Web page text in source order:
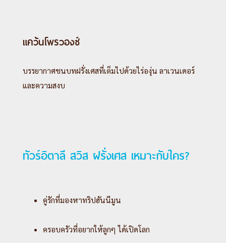
แคว้นโพรวองซ์
บรรยากาศชนบทฝรั่งเศสที่เต็มไปด้วยไร่องุ่น ลาเวนเดอร์
และความสงบ
ทัวร์อิตาลี สวิส ฝรั่งเศส เหมาะกับใคร?
คู่รักที่มองหาทริปฮันนีมูน
ครอบครัวที่อยากให้ลูกๆ ได้เปิดโลก